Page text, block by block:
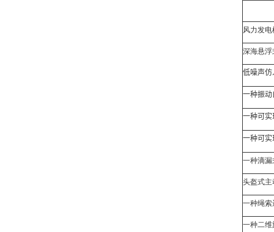
风力发
深海悬浮
低噪声仿
一种振动
一种可实
一种可实
一种滴漏
头盔式主
一种绳索
一种二维